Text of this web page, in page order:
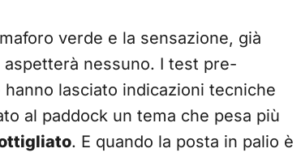
verde e la sensazione, già
nessuno. I test pre-
hanno lasciato indicazioni tecniche
al paddock un tema che pesa più
. E quando la posta in palio è